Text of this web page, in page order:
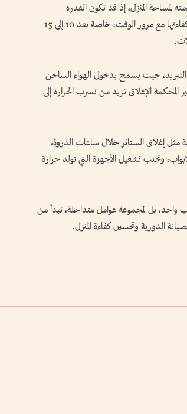
لمساحة المنزل، إذ قد تكون القدرة
التشغيلية للجهاز أقل من المطلوب، كما أن الوحدات القديمة تفقد كفاءتها مع مرور الوقت، خاصة بعد 10 إلى 15
التبريد، حيث يسمح بدخول الهواء الساخن
المحكمة الإغلاق تزيد من تسرب الحرارة إلى
إغلاق الستائر خلال ساعات الذروة،
وتجنب تشغيل الأجهزة التي تولد حرارة
واحد، بل لمجموعة عوامل متداخلة، تبدأ من
الدورية وتحسين كفاءة المنزل.